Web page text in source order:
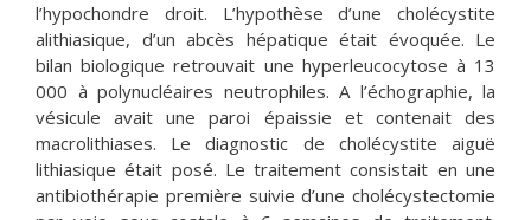
l’hypochondre droit. L’hypothèse d’une cholécystite
alithiasique, d’un abcès hépatique était évoquée. Le
bilan biologique retrouvait une hyperleucocytose à 13
000 à polynucléaires neutrophiles. A l’échographie, la
vésicule avait une paroi épaissie et contenait des
macrolithiases. Le diagnostic de cholécystite aiguë
lithiasique était posé. Le traitement consistait en une
antibiothérapie première suivie d’une cholécystectomie